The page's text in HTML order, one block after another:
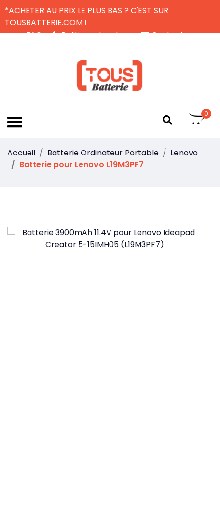
*ACHETER AU PRIX LE PLUS BAS ? C'EST SUR
TOUSBATTERIE.COM !
FAQ
Politique de retour
Contactez-nous
0
Accueil Batterie Ordinateur Portable
Lenovo
Batterie pour Lenovo L19M3PF7